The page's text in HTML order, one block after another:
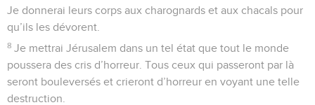
Je donnerai leurs corps aux charognards et aux chacals pour
qu’ils les dévorent.
8 Je mettrai Jérusalem dans un tel état que tout le monde
poussera des cris d’horreur. Tous ceux qui passeront par là
seront bouleversés et crieront d’horreur en voyant une telle
destruction.